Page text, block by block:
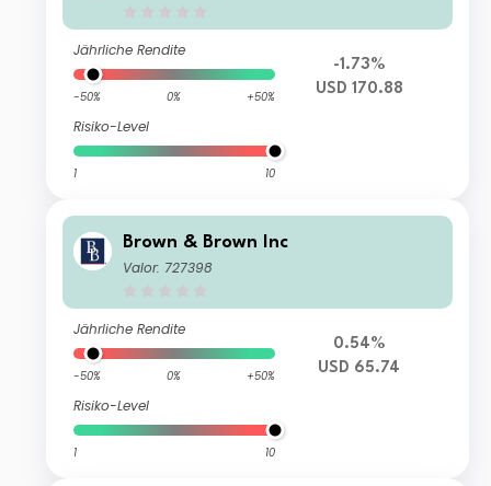
Jährliche Rendite
-50% 0% +50%
Risiko-Level
1 10
-1.73%
USD 170.88
Brown & Brown Inc
Valor: 727398
Jährliche Rendite
-50% 0% +50%
Risiko-Level
1 10
0.54%
USD 65.74